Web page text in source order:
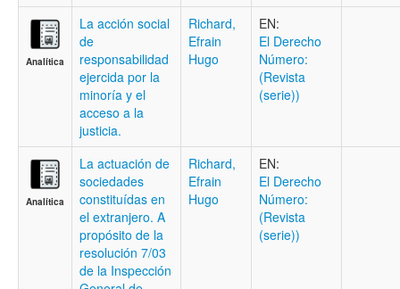
Analítica
La acción social
de
responsabilidad
ejercida por la
minoría y el
acceso a la
justicia.
Richard,
Efrain
Hugo
EN:
El Derecho
Número:
(Revista
(serie))
Analítica
La actuación de
sociedades
constituídas en
el extranjero. A
propósito de la
resolución 7/03
de la Inspección
Richard,
Efrain
Hugo
EN:
El Derecho
Número:
(Revista
(serie))